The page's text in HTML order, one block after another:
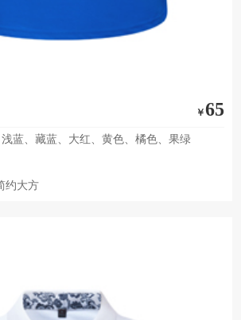
￥65
蓝、藏蓝、大红、黄色、橘色、果绿
约大方